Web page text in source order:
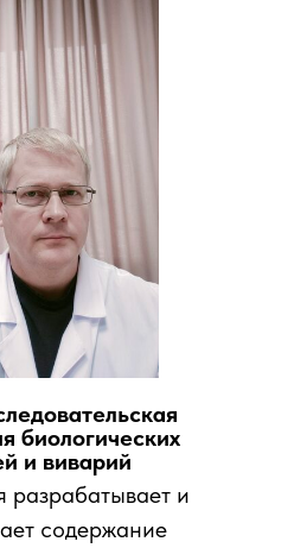
биологических
и виварий
разрабатывает и
содержание